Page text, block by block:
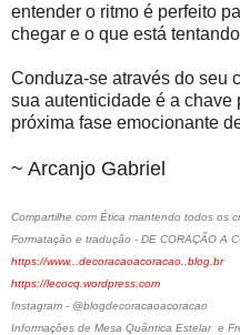
entender o ritmo é perfeito
chegar e o que está
Conduza-se através do seu
sua autenticidade é a chave
próxima fase emocionante
~ Arcanjo Gabriel
Compartilhe com Ética mantendo todos os
Formatação e tradução - DE CORAÇÃO A
https://www...decoracaoacoracao..blog.br
https://lecocq.wordpress.com
Instagram - @blogdecoracaoacoracao
Informações de Mesa Quântica Estelar e